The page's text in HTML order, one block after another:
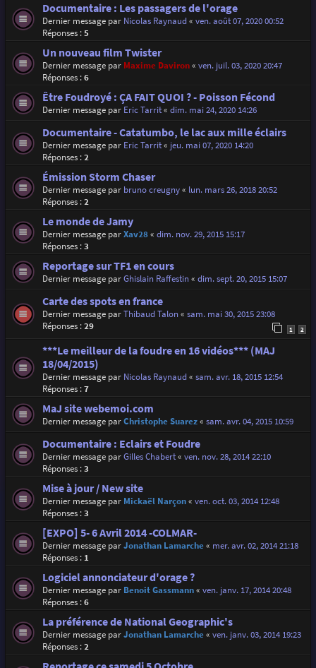
Documentaire : Les passagers de l'orage
Dernier message par Nicolas Raynaud« ven. août 07, 2020 00:52
Réponses :5
Un nouveau film Twister
Dernier message par Maxime Daviron« ven. juil. 03, 2020 20:47
Réponses :6
Être Foudroyé : ÇA FAIT QUOI ? - Poisson Fécond
Dernier message par Eric Tarrit« dim. mai 24, 2020 14:26
Documentaire - Catatumbo, le lac aux mille éclairs
Dernier message par Eric Tarrit« jeu. mai 07, 2020 14:20
Réponses :2
Émission Storm Chaser
Dernier message par bruno creugny« lun. mars 26, 2018 20:52
Réponses :2
Le monde de Jamy
Dernier message parXav28« dim. nov. 29, 2015 15:17
Réponses :3
Reportage sur TF1 en cours
Dernier message parGhislain Raffestin« dim. sept. 20, 2015 15:07
Carte des spots en france
Dernier message parThibaud Talon« sam. mai 30, 2015 23:08
Réponses :29 1 2
***Le meilleur de la foudre en 16 vidéos*** (MAJ
18/04/2015)
Dernier message par Nicolas Raynaud« sam. avr. 18, 2015 12:54
Réponses :7
MaJ site webemoi.com
Dernier message parChristophe Suarez« sam. avr. 04, 2015 10:59
Documentaire : Eclairs et Foudre
Dernier message parGilles Chabert« ven. nov. 28, 2014 22:10
Réponses :3
Mise à jour / New site
Dernier message par Mickaël Narçon« ven. oct. 03, 2014 12:48
Réponses :3
[EXPO] 5- 6 Avril 2014 -COLMAR-
Dernier message parJonathan Lamarche« mer. avr. 02, 2014 21:18
Réponses : 1
Logiciel annonciateur d'orage ?
Dernier message par Benoit Gassmann« ven. janv. 17, 2014 20:48
Réponses :6
La préférence de National Geographic's
Dernier message parJonathan Lamarche« ven. janv. 03, 2014 19:23
Réponses :2